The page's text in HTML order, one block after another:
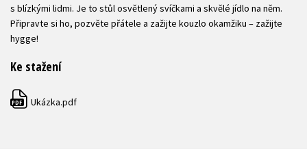
s blízkými lidmi. Je to stůl osvětlený svíčkami a skvělé jídlo na něm.
Připravte si ho, pozvěte přátele a zažijte kouzlo okamžiku – zažijte
hygge!
Ke stažení
PDF Ukázka.pdf